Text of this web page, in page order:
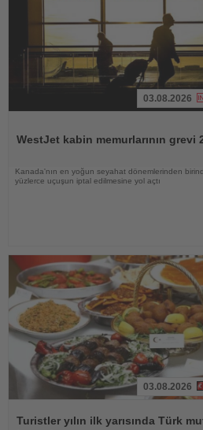
03.08.2026
WestJet kabin memurlarının
Kanada'nın en yoğun seyahat dönemlerinden
yüzlerce uçuşun iptal edilmesine yol açtı
Oku
03.08.2026
Turistler yılın ilk yarısında Türk